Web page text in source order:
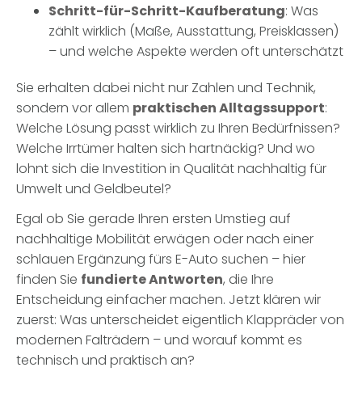
Schritt-für-Schritt-Kaufberatung: Was
zählt wirklich (Maße, Ausstattung, Preisklassen)
– und welche Aspekte werden oft unterschätzt
Sie erhalten dabei nicht nur Zahlen und Technik,
sondern vor allem praktischen Alltagssupport:
Welche Lösung passt wirklich zu Ihren Bedürfnissen?
Welche Irrtümer halten sich hartnäckig? Und wo
lohnt sich die Investition in Qualität nachhaltig für
Umwelt und Geldbeutel?
Egal ob Sie gerade Ihren ersten Umstieg auf
nachhaltige Mobilität erwägen oder nach einer
schlauen Ergänzung fürs E-Auto suchen – hier
finden Sie fundierte Antworten, die Ihre
Entscheidung einfacher machen. Jetzt klären wir
zuerst: Was unterscheidet eigentlich Klappräder von
modernen Falträdern – und worauf kommt es
technisch und praktisch an?